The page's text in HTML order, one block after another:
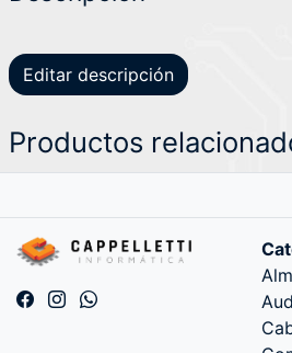
Editar descripción
Productos